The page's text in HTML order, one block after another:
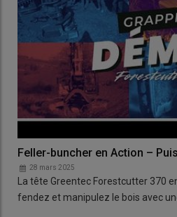
Feller-buncher en Action –
28 mars 2025
La tête Greentec Forestcutter 370
fendez et manipulez le bois avec